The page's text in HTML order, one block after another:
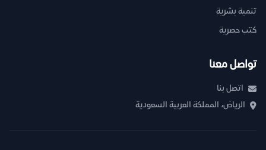
تنمية بشرية
كتب حصرية
تواصل معنا
اتصل بنا
الرياض، المملكة العربية السعودية